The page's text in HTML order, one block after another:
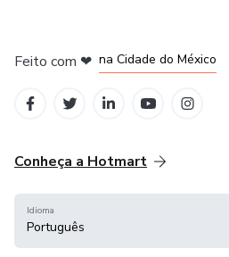
Feito com ❤ na Cidade do México
Conheça a Hotmart
Idioma
Português